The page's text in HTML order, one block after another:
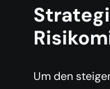
Um den